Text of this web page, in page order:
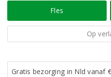
Fles
Op
Gratis bezorging in Nld vanaf